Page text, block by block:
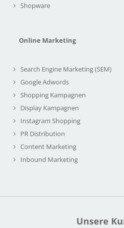
Shopware
Online Marketing
Search Engine Marketing (SEM)
Google Adwords
Shopping Kampagnen
Display Kampagnen
Instagram Shopping
PR Distribution
Content Marketing
Inbound Marketing
Unsere